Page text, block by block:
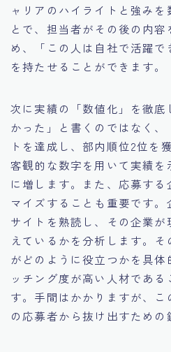
ャリアのハイライトと強み
とで、担当者がその後の内
め、「この人は自社で活躍
を持たせることができます。
次に実績の「数値化」を徹
かった」と書くのではなく、
トを達成し、部内順位2位を
客観的な数字を用いて実績
に増します。また、応募す
マイズすることも重要です
サイトを熟読し、その企業
えているかを分析します。
がどのように役立つかを具
ッチング度が高い人材である
す。手間はかかりますが、
の応募者から抜け出すための